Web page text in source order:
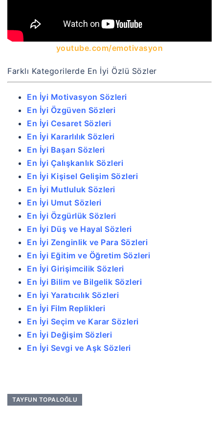
youtube.com/emotivasyon
Farklı Kategorilerde En İyi Özlü Sözler
En İyi Motivasyon Sözleri
En İyi Özgüven Sözleri
En İyi Cesaret Sözleri
En İyi Kararlılık Sözleri
En İyi Başarı Sözleri
En İyi Çalışkanlık Sözleri
En İyi Kişisel Gelişim Sözleri
En İyi Mutluluk Sözleri
En İyi Umut Sözleri
En İyi Özgürlük Sözleri
En İyi Düş ve Hayal Sözleri
En İyi Zenginlik ve Para Sözleri
En İyi Eğitim ve Öğretim Sözleri
En İyi Girişimcilik Sözleri
En İyi Bilim ve Bilgelik Sözleri
En İyi Yaratıcılık Sözleri
En İyi Film Replikleri
En İyi Seçim ve Karar Sözleri
En İyi Değişim Sözleri
En İyi Sevgi ve Aşk Sözleri
TAYFUN TOPALOĞLU